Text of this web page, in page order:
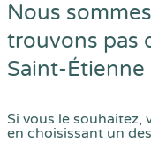
Nous
trouvons pas
Saint-Étienne
Si vous le souhaitez,
en choisissant un